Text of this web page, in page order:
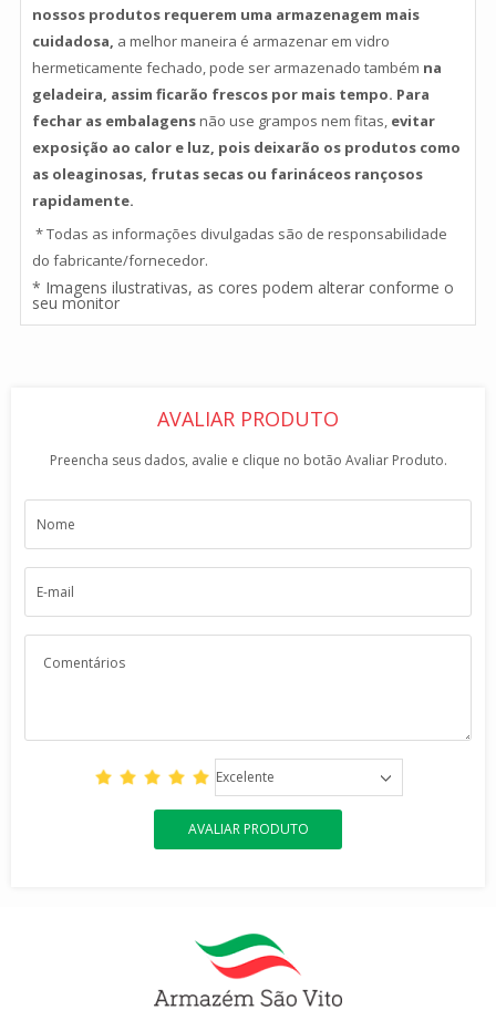
nossos produtos requerem uma armazenagem mais
cuidadosa, a melhormaneira é armazenar em vidro
hermeticamente fechado, pode ser armazenado também na
geladeira, assim ficarão frescos por mais tempo. Para
fechar as embalagensnão use grampos nem fitas evitar
exposição ao calor e luz, pois deixarão os produtos como
as oleaginosas, frutas secas ou farináceos rançosos
rapidamente.
* Todas as informações divulgadas são de responsabilidade
do fabricante/fornecedor.
* Imagens ilustrativas, as cores podem alterar conforme o
seu monitor
AVALIAR PRODUTO
Preencha seus dados, avalie e clique no botão Avaliar Produto.
Excelente
AVALIAR PRODUTO